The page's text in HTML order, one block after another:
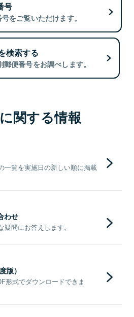
号
をご覧いただけます。
検索する
便番号をお調べします。
関する情報
一覧を実施日の新しい順に掲載
わせ
問にお答えします。
版）
形式でダウンロードできま